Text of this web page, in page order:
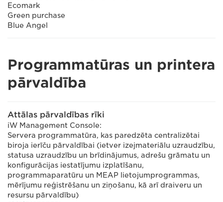
Ecomark
Green purchase
Blue Angel
Programmatūras un printera
pārvaldība
Attālas pārvaldības rīki
iW Management Console:
Servera programmatūra, kas paredzēta centralizētai
biroja ierīču pārvaldībai (ietver izejmateriālu uzraudzību,
statusa uzraudzību un brīdinājumus, adrešu grāmatu un
konfigurācijas iestatījumu izplatīšanu,
programmaparatūru un MEAP lietojumprogrammas,
mērījumu reģistrēšanu un ziņošanu, kā arī draiveru un
resursu pārvaldību)